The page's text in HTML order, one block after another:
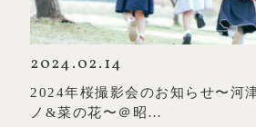
2024.02.14
2024年桜撮影会のお知らせ〜河
ノ&菜の花〜＠昭…